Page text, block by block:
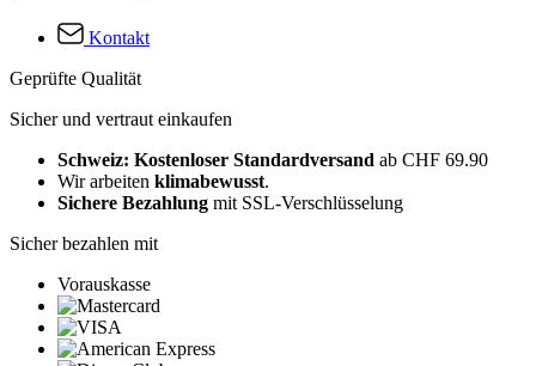
Kontakt
Geprüfte Qualität
Sicher und vertraut einkaufen
Schweiz: Kostenloser Standardversand ab CHF 69.90
Wir arbeiten klimabewusst.
Sichere Bezahlung mit SSL-Verschlüsselung
Sicher bezahlen mit
Vorauskasse